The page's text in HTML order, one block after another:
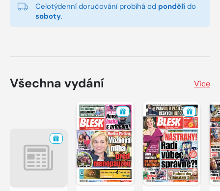
Celotýdenní doručování probíhá od pondělí do
soboty.
Všechna vydání Více